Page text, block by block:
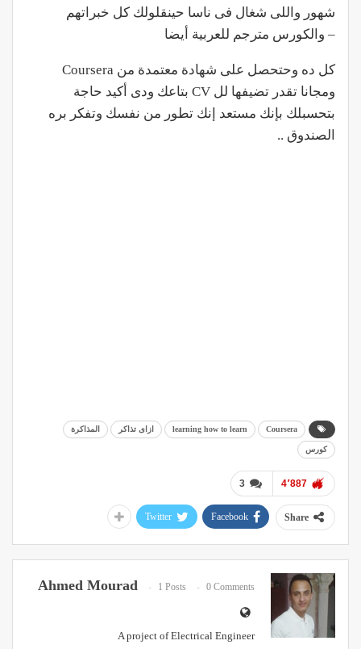
شهور واللى شغال فى ناسا حينقلولك كل خبراتهم
– والكورس مترجم للعربية أيضا
كل ده وحتحصل على شهادة معتمدة من Coursera
ومجانا تقدر تضيفها لل CV بتاعك ودى أكيد حاجة
بتحسبلك بإنك مستعد إنك تطور من نفسك وتفكر بره
الصندوق ..
Coursera
learning how to learn ازاى تذاكر المذاكرة
كورس
3 4٬887
Share
Facebook
Twitter
Ahmed Mourad 1 Posts 0 Comments
A project of Electrical Engineer